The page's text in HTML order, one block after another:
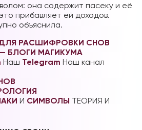
она содержит пасеку и её
прибавляет ей доходов.
объяснила.
РАСШИФРОВКИ СНОВ
БЛОГИ МАГИКУМА
Наш Telegram Наш канал
И СИМВОЛЫ ТЕОРИЯ И